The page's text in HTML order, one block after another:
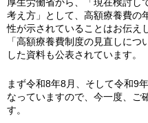
考え方」として、高額療養費の
性が示されていることはお伝え
「高額療養費制度の見直しに
した資料も公表されています。
まず令和8年8月、そして令和9
なっていますので、今一度、ご
す。